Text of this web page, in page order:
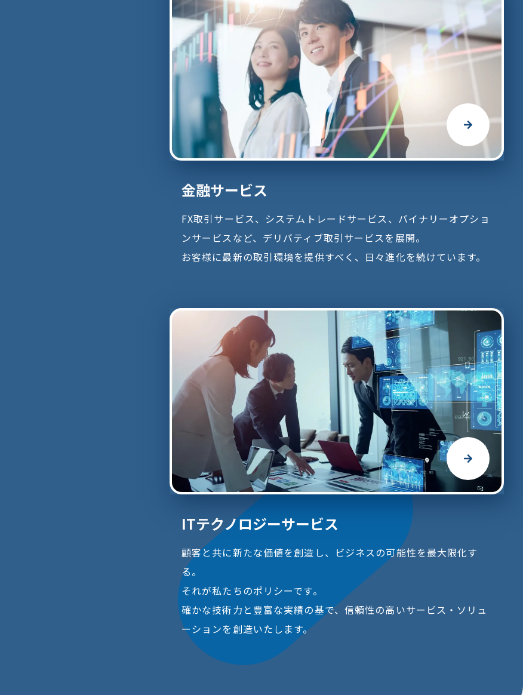
金融サービス
FX取引サービス、システムトレードサービス、バイナリーオプショ
ンサービスなど、デリバティブ取引サービスを展開。
お客様に最新の取引環境を提供すべく、日々進化を続けています。
ITテクノロジーサービス
顧客と共に新たな価値を創造し、ビジネスの可能性を最大限化す
る。
それが私たちのポリシーです。
確かな技術力と豊富な実績の基で、信頼性の高いサービス・ソリュ
ーションを創造いたします。